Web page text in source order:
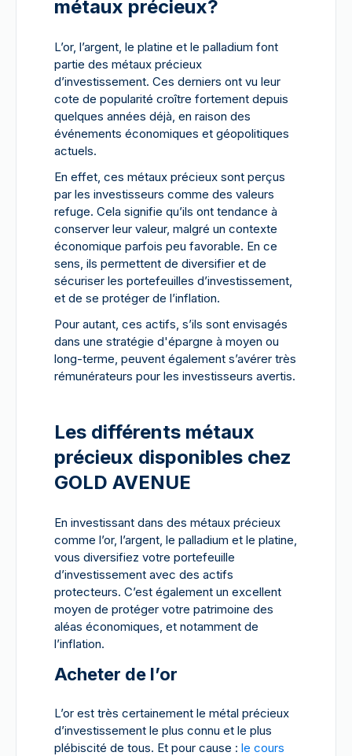
métaux précieux?
L’or, l’argent, le platine et le palladium font
partie des métaux précieux
d’investissement. Ces derniers ont vu leur
cote de popularité croître fortement depuis
quelques années déjà, en raison des
événements économiques et géopolitiques
actuels.
En effet, ces métaux précieux sont perçus
par les investisseurs comme des valeurs
refuge. Cela signifie qu’ils ont tendance à
conserver leur valeur, malgré un contexte
économique parfois peu favorable. En ce
sens, ils permettent de diversifier et de
sécuriser les portefeuilles d’investissement,
et de se protéger de l’inflation.
Pour autant, ces actifs, s’ils sont envisagés
dans une stratégie d'épargne à moyen ou
long-terme, peuvent également s’avérer très
rémunérateurs pour les investisseurs avertis.
Les différents métaux
précieux disponibles chez
GOLD AVENUE
En investissant dans des métaux précieux
comme l’or, l’argent, le palladium et le platine,
vous diversifiez votre portefeuille
d’investissement avec des actifs
protecteurs. C’est également un excellent
moyen de protéger votre patrimoine des
aléas économiques, et notamment de
l’inflation.
Acheter de l’or
L’or est très certainement le métal précieux
d’investissement le plus connu et le plus
plébiscité de tous. Et pour cause : le cours